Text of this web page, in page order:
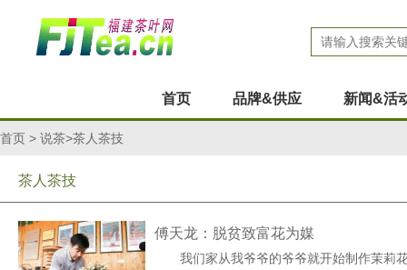
首页 品牌&供应 新闻&活
首页 > 说茶>茶人茶技
茶人茶技
傅天龙：脱贫致富花为媒
我们家从我爷爷的爷爷就开始制作茉莉